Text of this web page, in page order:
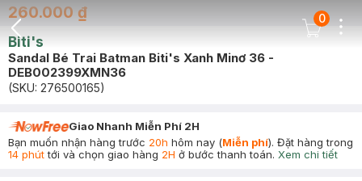
Back Icon
Cart Icon
0
260.000 ₫
Biti's
Sandal Bé Trai Batman Biti's Xanh Minơ 36 -
DEB002399XMN36
(SKU: 276500165)
Giao Nhanh Miễn Phí 2H
Bạn muốn nhận hàng trước 20h hôm nay (Miễn phí). Đặt hàng trong
14 phúttới và chọn giao hàng 2H ở bước thanh toán. Xem chi tiết